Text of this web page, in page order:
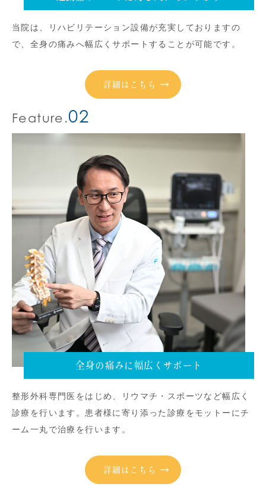
当院は、リハビリテーション設備が充実しておりますの
で、全身の痛みへ幅広くサポートすることが可能です。
詳細はこちら
Feature.02
全身の痛みに幅広くサポート
整形外科専門医をはじめ、リウマチ・スポーツなど幅広く
診療を行います。患者様に寄り添った診療をモットーにチ
ーム一丸で治療を行います。
詳細はこちら